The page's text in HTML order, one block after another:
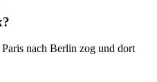
nach Berlin zog und dort